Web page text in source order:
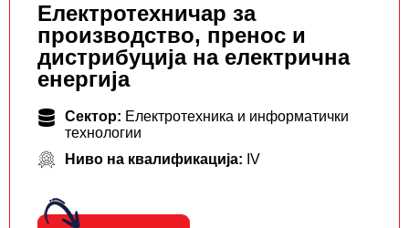
Електротехничар за
производство, пренос и
дистрибуција на електрична
енергија
Сектор: Електротехника и информатички
технологии
Ниво на квалификација: IV